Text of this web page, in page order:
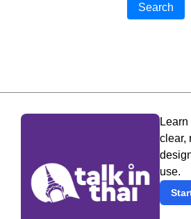
Search
clear,
use.